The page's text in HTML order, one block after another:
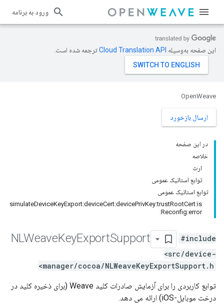
ورود به برنامه
این صفحه به‌وسیله ترجمه شده است.
OpenWeave
ارسال بازخورد
در این صفحه
خلاصه
ارث
توابع استاتیک عمومی
توابع استاتیک عمومی
simulateDeviceKeyExport:deviceCert:devicePrivKey:trustRootCert:is
Reconfig:error:
NLWeaveKeyExportSupport
#include
<src/device-
manager/cocoa/NLWeaveKeyExportSupport.h>
توابع کاربردی را برای آزمایش صادرات کلید Weave (برای ذخیره کلید در
درخت موبایل-iOS) ارائه می دهد.